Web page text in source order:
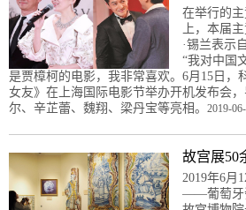
在举行的
上，本届
·锡兰表示
“我对中国
是贾樟柯的电影，我非常喜欢。6月15日，
女友》在上海国际电影节举办开机发布会
尔、辛芷蕾、魏翔、梁丹宝等亮相。 2019-
故宫展50
2019年6月
——葡萄牙